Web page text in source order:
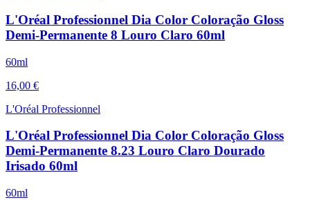
L'Oréal Professionnel Dia Color Coloração Gloss
Demi-Permanente 8 Louro Claro 60ml
60ml
16,00 €
L'Oréal Professionnel
L'Oréal Professionnel Dia Color Coloração Gloss
Demi-Permanente 8.23 Louro Claro Dourado
Irisado 60ml
60ml